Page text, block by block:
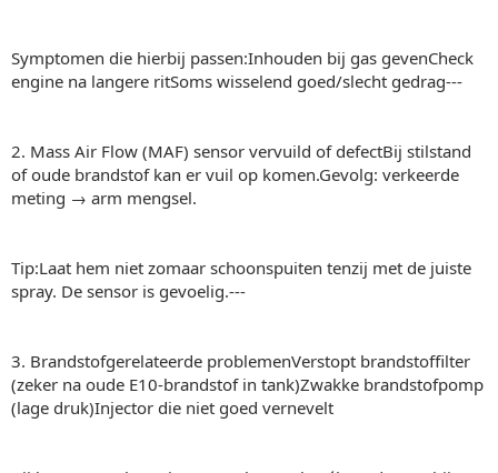
Symptomen die hierbij passen:Inhouden bij gas gevenCheck
engine na langere ritSoms wisselend goed/slecht gedrag---
2. Mass Air Flow (MAF) sensor vervuild of defectBij stilstand
of oude brandstof kan er vuil op komen.Gevolg: verkeerde
meting → arm mengsel.
Tip:Laat hem niet zomaar schoonspuiten tenzij met de juiste
spray. De sensor is gevoelig.---
3. Brandstofgerelateerde problemenVerstopt brandstoffilter
(zeker na oude E10-brandstof in tank)Zwakke brandstofpomp
(lage druk)Injector die niet goed vernevelt